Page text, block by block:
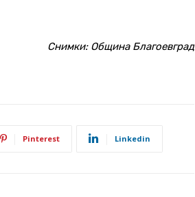
Снимки: Община Благоевград
Pinterest Linkedin